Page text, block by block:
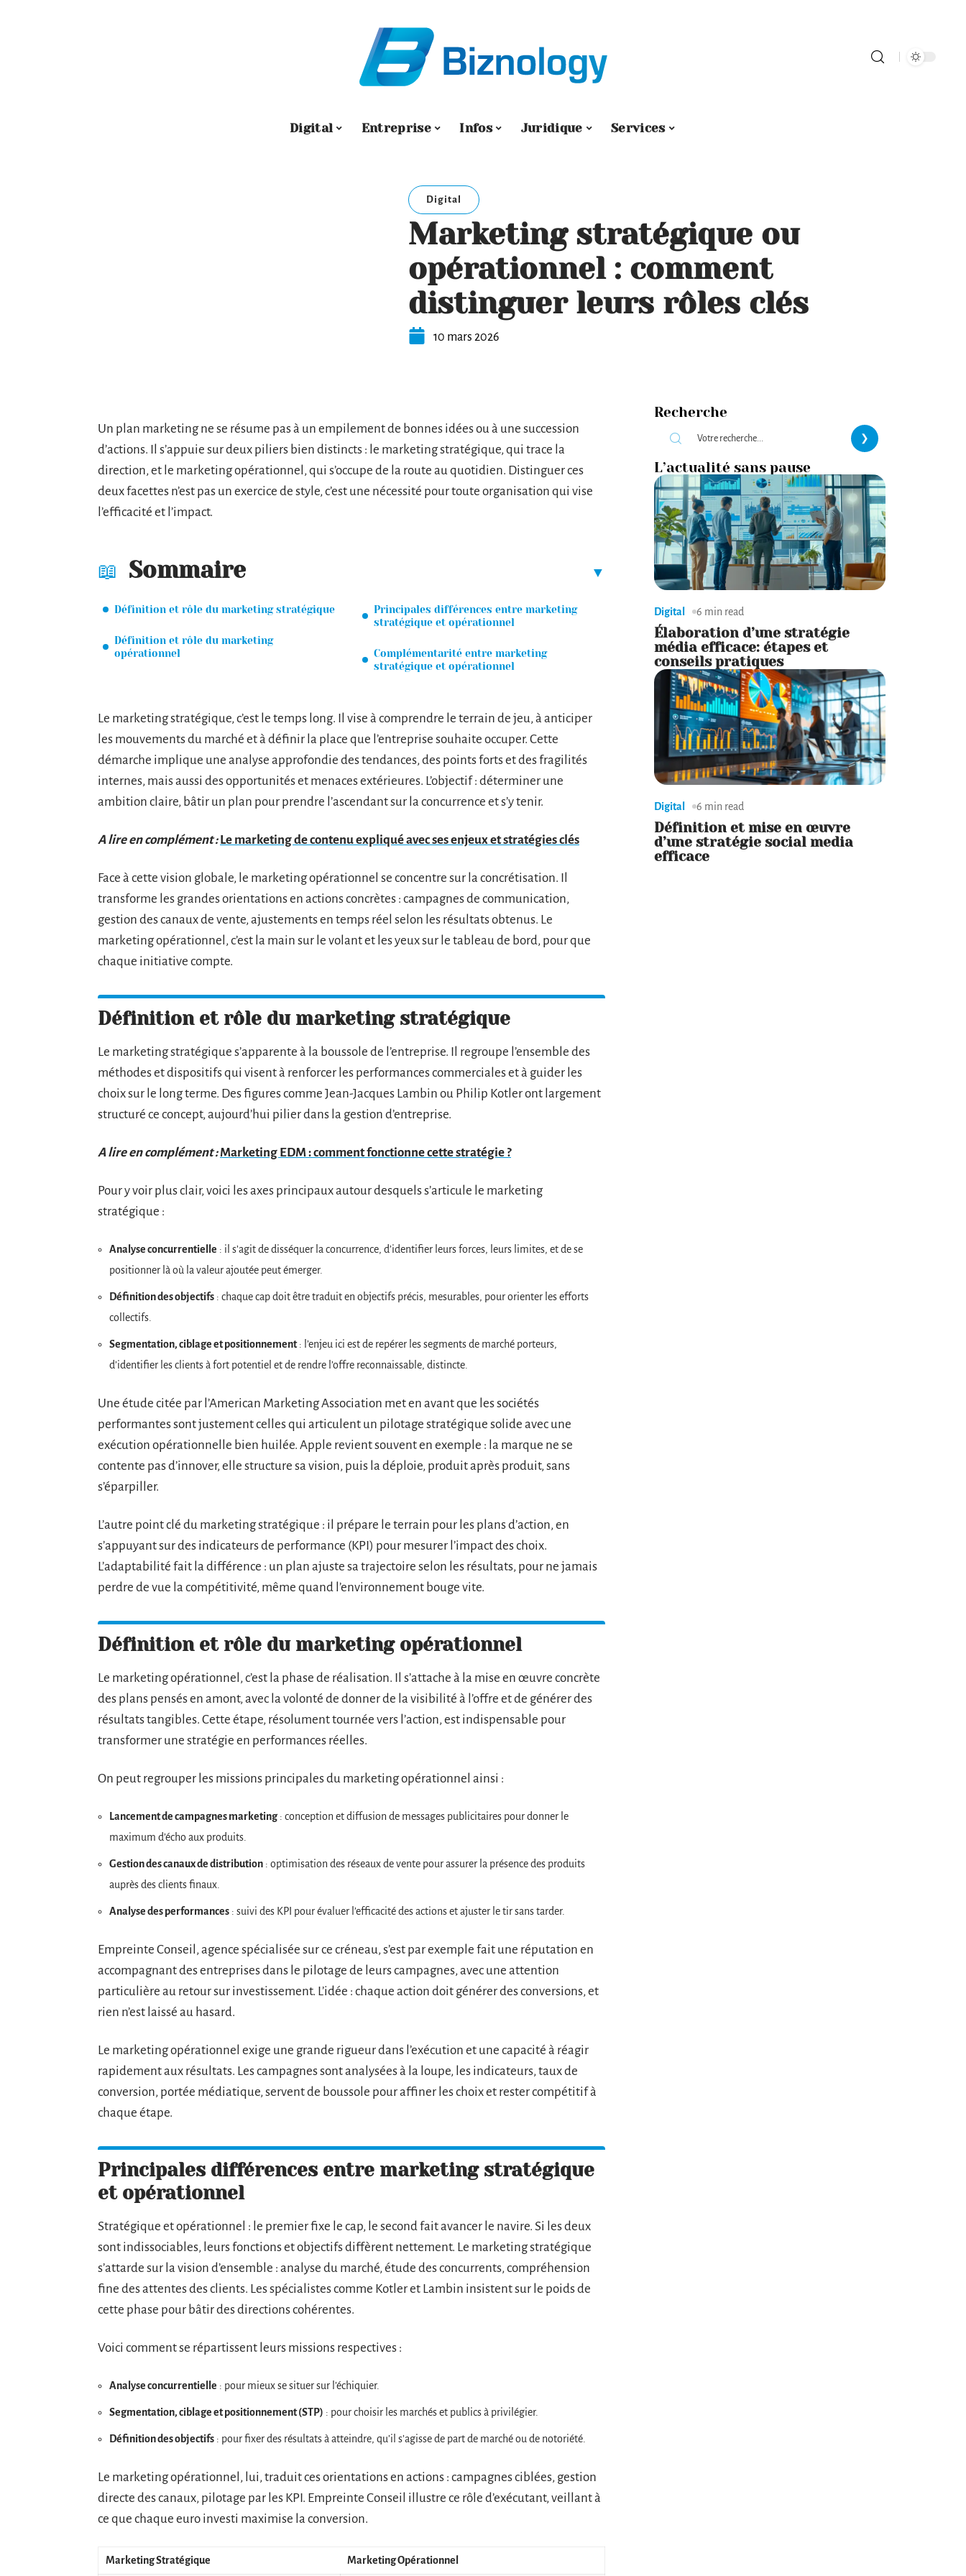
Digital Entreprise Infos Juridique Services
Digital
Marketing stratégique ou
opérationnel : comment
distinguer leurs rôles clés
10 mars 2026
Un plan marketing ne se résume pas à un empilement de bonnes idées ou à une succession
d’actions. Il s’appuie sur deux piliers bien distincts : le marketing stratégique, qui trace la
direction, et le marketing opérationnel, qui s’occupe de la route au quotidien. Distinguer ces
deux facettes n’est pas un exercice de style, c’est une nécessité pour toute organisation qui vise
l’efficacité et l’impact.
Sommaire
Définition et rôle du marketing stratégique
Définition et rôle du marketing
opérationnel
Principales différences entre marketing
stratégique et opérationnel
Complémentarité entre marketing
stratégique et opérationnel
Le marketing stratégique, c’est le temps long. Il vise à comprendre le terrain de jeu, à anticiper
les mouvements du marché et à définir la place que l’entreprise souhaite occuper. Cette
démarche implique une analyse approfondie des tendances, des points forts et des fragilités
internes, mais aussi des opportunités et menaces extérieures. L’objectif : déterminer une
ambition claire, bâtir un plan pour prendre l’ascendant sur la concurrence et s’y tenir.
A lire en complément : Le marketing de contenu expliqué avec ses enjeux et stratégies clés
Face à cette vision globale, le marketing opérationnel se concentre sur la concrétisation. Il
transforme les grandes orientations en actions concrètes : campagnes de communication,
gestion des canaux de vente, ajustements en temps réel selon les résultats obtenus. Le
marketing opérationnel, c’est la main sur le volant et les yeux sur le tableau de bord, pour que
chaque initiative compte.
Définition et rôle du marketing stratégique
Le marketing stratégique s’apparente à la boussole de l’entreprise. Il regroupe l’ensemble des
méthodes et dispositifs qui visent à renforcer les performances commerciales et à guider les
choix sur le long terme. Des figures comme Jean-Jacques Lambin ou Philip Kotler ont largement
structuré ce concept, aujourd’hui pilier dans la gestion d’entreprise.
A lire en complément : Marketing EDM : comment fonctionne cette stratégie ?
Pour y voir plus clair, voici les axes principaux autour desquels s’articule le marketing
stratégique :
Analyse concurrentielle : il s’agit de disséquer la concurrence, d’identifier leurs forces, leurs limites, et de se
positionner là où la valeur ajoutée peut émerger.
Définition des objectifs : chaque cap doit être traduit en objectifs précis, mesurables, pour orienter les efforts
collectifs.
Segmentation, ciblage et positionnement: l’enjeu ici est de repérer les segments de marché porteurs,
d’identifier les clients à fort potentiel et de rendre l’offre reconnaissable, distincte.
Une étude citée par l’American Marketing Association met en avant que les sociétés
performantes sont justement celles qui articulent un pilotage stratégique solide avec une
exécution opérationnelle bien huilée. Apple revient souvent en exemple : la marque ne se
contente pas d’innover, elle structure sa vision, puis la déploie, produit après produit, sans
s’éparpiller.
L’autre point clé du marketing stratégique : il prépare le terrain pour les plans d’action, en
s’appuyant sur des indicateurs de performance (KPI) pour mesurer l’impact des choix.
L’adaptabilité fait la différence : un plan ajuste sa trajectoire selon les résultats, pour ne jamais
perdre de vue la compétitivité, même quand l’environnement bouge vite.
Définition et rôle du marketing opérationnel
Le marketing opérationnel, c’est la phase de réalisation. Il s’attache à la mise en œuvre concrète
des plans pensés en amont, avec la volonté de donner de la visibilité à l’offre et de générer des
résultats tangibles. Cette étape, résolument tournée vers l’action, est indispensable pour
transformer une stratégie en performances réelles.
On peut regrouper les missions principales du marketing opérationnel ainsi :
Lancement de campagnes marketing: conception et diffusion de messages publicitaires pour donner le
maximum d’écho aux produits.
Gestion des canaux de distribution : optimisation des réseaux de vente pour assurer la présence des produits
auprès des clients finaux.
Analyse des performances : suivi des KPI pour évaluer l’efficacité des actions et ajuster le tir sans tarder.
Empreinte Conseil, agence spécialisée sur ce créneau, s’est par exemple fait une réputation en
accompagnant des entreprises dans le pilotage de leurs campagnes, avec une attention
particulière au retour sur investissement. L’idée : chaque action doit générer des conversions, et
rien n’est laissé au hasard.
Le marketing opérationnel exige une grande rigueur dans l’exécution et une capacité à réagir
rapidement aux résultats. Les campagnes sont analysées à la loupe, les indicateurs, taux de
conversion, portée médiatique, servent de boussole pour affiner les choix et rester compétitif à
chaque étape.
Principales différences entre marketing stratégique
et opérationnel
Stratégique et opérationnel : le premier fixe le cap, le second fait avancer le navire. Si les deux
sont indissociables, leurs fonctions et objectifs diffèrent nettement. Le marketing stratégique
s’attarde sur la vision d’ensemble : analyse du marché, étude des concurrents, compréhension
fine des attentes des clients. Les spécialistes comme Kotler et Lambin insistent sur le poids de
cette phase pour bâtir des directions cohérentes.
Voici comment se répartissent leurs missions respectives :
Analyse concurrentielle : pour mieux se situer sur l’échiquier.
Segmentation, ciblage et positionnement (STP) : pour choisir les marchés et publics à privilégier.
Définition des objectifs : pour fixer des résultats à atteindre, qu’il s’agisse de part de marché ou de notoriété.
Le marketing opérationnel, lui, traduit ces orientations en actions : campagnes ciblées, gestion
directe des canaux, pilotage par les KPI. Empreinte Conseil illustre ce rôle d’exécutant, veillant à
ce que chaque euro investi maximise la conversion.
Marketing Stratégique Marketing Opérationnel
Recherche
L’actualité sans pause
Digital 6 min read
Élaboration d’une stratégie
média efficace: étapes et
conseils pratiques
Digital 6 min read
Définition et mise en œuvre
d’une stratégie social media
efficace